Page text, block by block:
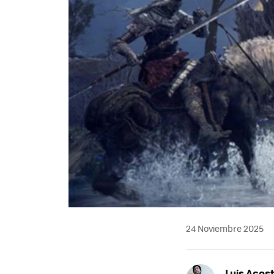
24 Noviembre 2025